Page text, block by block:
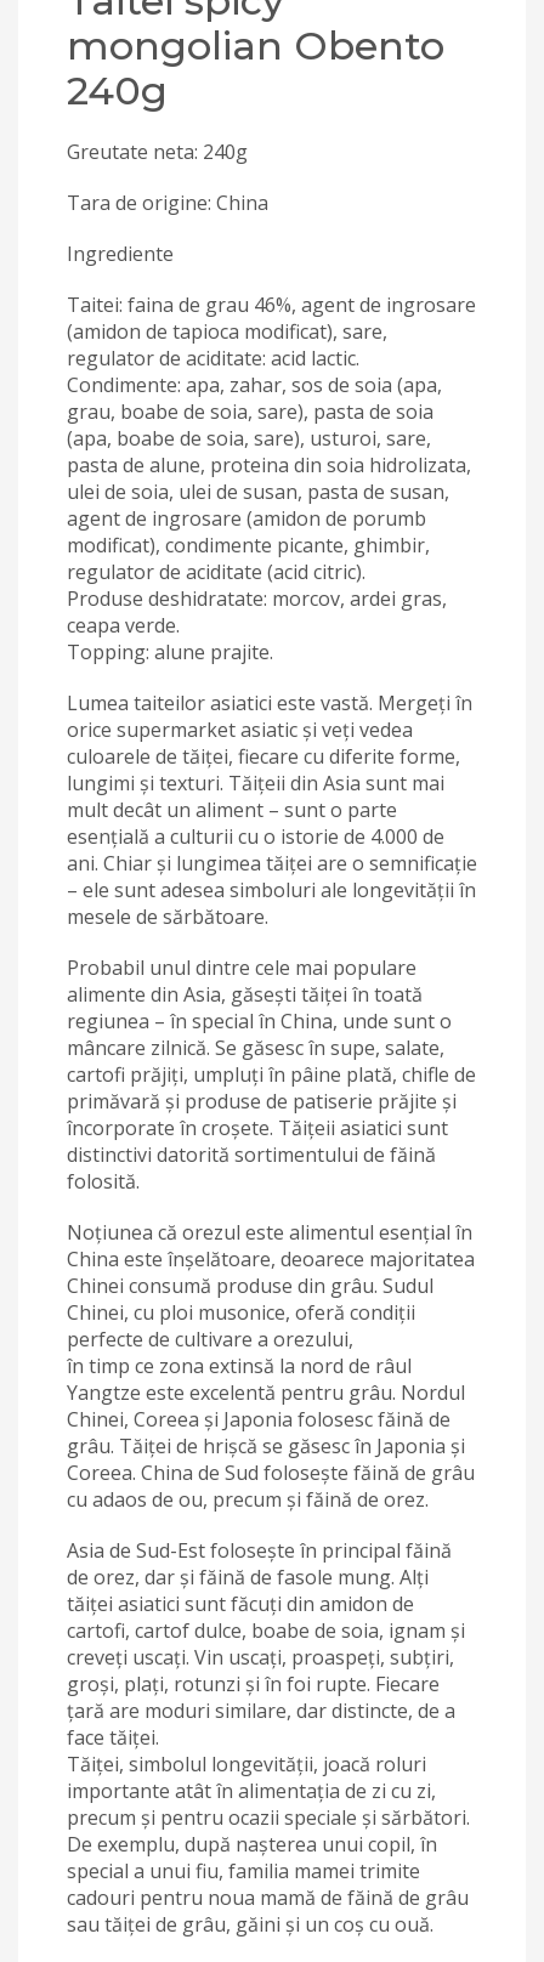
mongolian Obento
240g
Greutate neta: 240g
Tara de origine: China
Ingrediente
Taitei: faina de grau 46%, agent de ingrosare
(amidon de tapioca modificat), sare,
regulator de aciditate: acid lactic.
Condimente: apa, zahar, sos de soia (apa,
grau, boabe de soia, sare), pasta de soia
(apa, boabe de soia, sare), usturoi, sare,
pasta de alune, proteina din soia hidrolizata,
ulei de soia, ulei de susan, pasta de susan,
agent de ingrosare (amidon de porumb
modificat), condimente picante, ghimbir,
regulator de aciditate (acid citric).
Produse deshidratate: morcov, ardei gras,
ceapa verde.
Topping: alune prajite.
Lumea taiteilor asiatici este vastă. Mergeți în
orice supermarket asiatic și veți vedea
culoarele de tăiței, fiecare cu diferite forme,
lungimi și texturi. Tăițeii din Asia sunt mai
mult decât un aliment – sunt o parte
esențială a culturii cu o istorie de 4.000 de
ani. Chiar și lungimea tăiței are o semnificație
– ele sunt adesea simboluri ale longevității în
mesele de sărbătoare.
Probabil unul dintre cele mai populare
alimente din Asia, găsești tăiței în toată
regiunea – în special în China, unde sunt o
mâncare zilnică. Se găsesc în supe, salate,
cartofi prăjiți, umpluți în pâine plată, chifle de
primăvară și produse de patiserie prăjite și
încorporate în croșete. Tăițeii asiatici sunt
distinctivi datorită sortimentului de făină
folosită.
Noțiunea că orezul este alimentul esențial în
China este înșelătoare, deoarece majoritatea
Chinei consumă produse din grâu. Sudul
Chinei, cu ploi musonice, oferă condiții
perfecte de cultivare a orezului,
în timp ce zona extinsă la nord de râul
Yangtze este excelentă pentru grâu. Nordul
Chinei, Coreea și Japonia folosesc făină de
grâu. Tăiței de hrișcă se găsesc în Japonia și
Coreea. China de Sud folosește făină de grâu
cu adaos de ou, precum și făină de orez.
Asia de Sud-Est folosește în principal făină
de orez, dar și făină de fasole mung. Alți
tăiței asiatici sunt făcuți din amidon de
cartofi, cartof dulce, boabe de soia, ignam și
creveți uscați. Vin uscați, proaspeți, subțiri,
groși, plați, rotunzi și în foi rupte. Fiecare
țară are moduri similare, dar distincte, de a
face tăiței.
Tăiței, simbolul longevității, joacă roluri
importante atât în alimentația de zi cu zi,
precum și pentru ocazii speciale și sărbători.
De exemplu, după nașterea unui copil, în
special a unui fiu, familia mamei trimite
cadouri pentru noua mamă de făină de grâu
sau tăiței de grâu, găini și un coș cu ouă.